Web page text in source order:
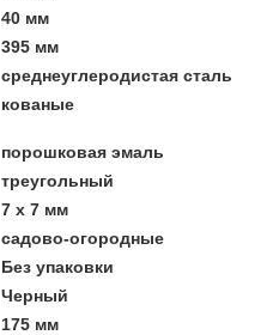
40 мм
395 мм
среднеуглеродистая сталь
кованые
порошковая эмаль
треугольный
7 x 7 мм
садово-огородные
Без упаковки
Черный
175 мм